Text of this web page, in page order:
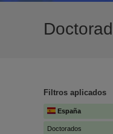
Filtros aplicados
España
Doctorados